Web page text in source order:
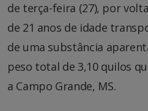
de terça-feira (27), por
de 21 anos de idade
de uma substância
peso total de 3,10 quilos
a Campo Grande, MS.